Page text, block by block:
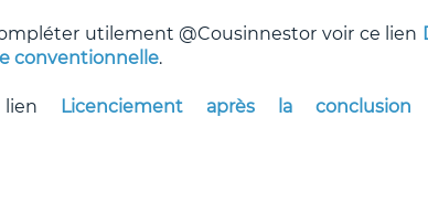
utilement @Cousinnestor voir ce lien
conventionnelle.
lien
Licenciement après la